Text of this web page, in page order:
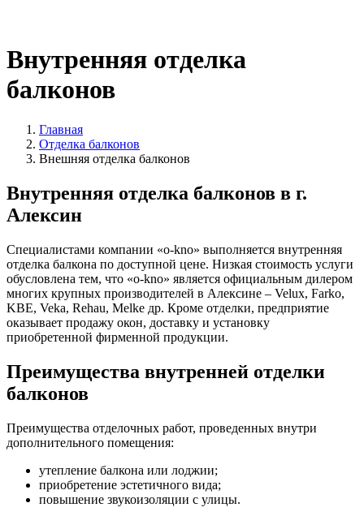
Внутренняя отделка
балконов
Главная
Отделка балконов
Внешняя отделка балконов
Внутренняя отделка балконов в г.
Алексин
Специалистами компании «o-kno» выполняется внутренняя
отделка балкона по доступной цене. Низкая стоимость услуги
обусловлена тем, что «o-kno» является официальным дилером
многих крупных производителей в Алексине – Velux, Farko,
KBE, Veka, Rehau, Melke др. Кроме отделки, предприятие
оказывает продажу окон, доставку и установку
приобретенной фирменной продукции.
Преимущества внутренней отделки
балконов
Преимущества отделочных работ, проведенных внутри
дополнительного помещения:
утепление балкона или лоджии;
приобретение эстетичного вида;
повышение звукоизоляции с улицы.